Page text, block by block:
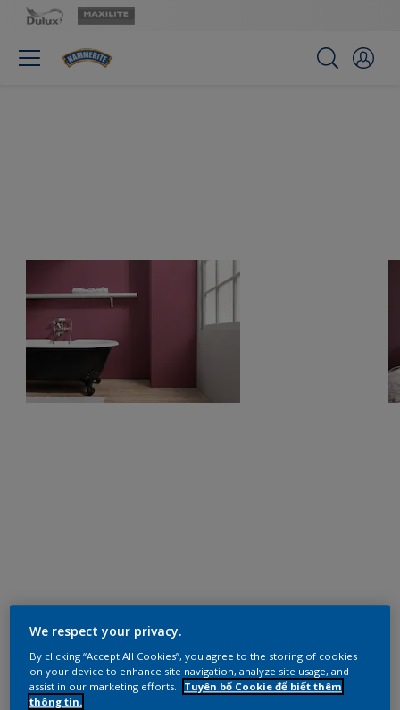
We respect your privacy.
By clicking “Accept All Cookies”, you agree to the storing of cookies
on your device to enhance site navigation, analyze site usage, and
assist in our marketing efforts.
Tuyên bố Cookie để biết thêm
thông tin.